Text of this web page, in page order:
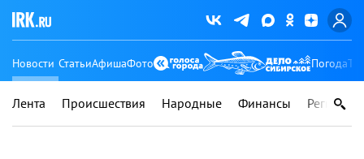
Новости СтатьиАфишаФото Погода
Лента Происшествия Народные Финансы Регионы